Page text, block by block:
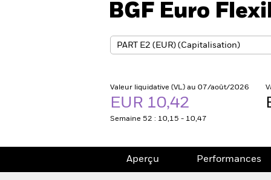
BGF Euro
Valeur liquidative (VL) au 07/août/2026
EUR 10,42
Semaine 52 : 10,15 - 10,47
Aperçu Performances